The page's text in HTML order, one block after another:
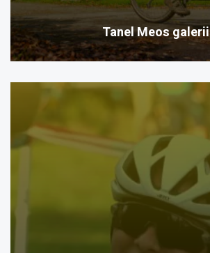
Tanel Meos galerii